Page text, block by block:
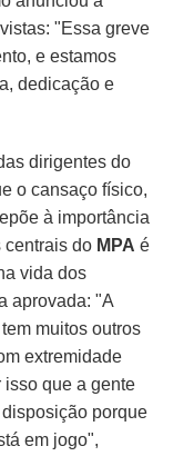
"Essa greve
e estamos
dedicação e
dirigentes do
o cansaço físico,
à importância
centrais do MPA é
vida dos
aprovada: "A
muitos outros
extremidade
isso que a gente
porque
em jogo",